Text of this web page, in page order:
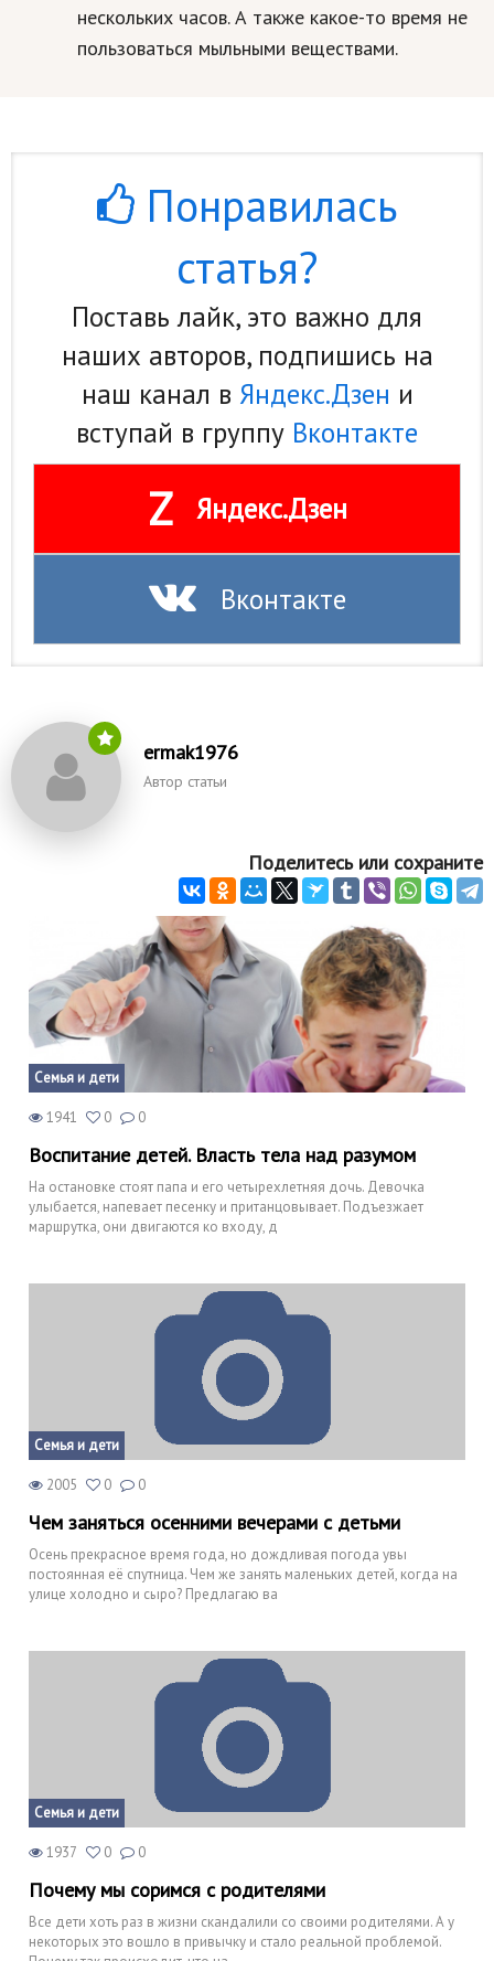
нескольких часов. А также какое-то время не
пользоваться мыльными веществами.
Понравилась
статья?
Поставь лайк, это важно для
наших авторов, подпишись на
наш канал в Яндекс.Дзен и
вступай в группу Вконтакте
Z Яндекс.Дзен
Вконтакте
ermak1976
Автор статьи
Поделитесь или сохраните
Семья и дети
1941 0 0
Воспитание детей. Власть тела над разумом
На остановке стоят папа и его четырехлетняя дочь. Девочка
улыбается, напевает песенку и пританцовывает. Подъезжает
маршрутка, они двигаются ко входу, д
Семья и дети
2005 0 0
Чем заняться осенними вечерами с детьми
Осень прекрасное время года, но дождливая погода увы
постоянная её спутница. Чем же занять маленьких детей, когда на
улице холодно и сыро? Предлагаю ва
Семья и дети
1937 0 0
Почему мы соримся с родителями
Все дети хоть раз в жизни скандалили со своими родителями. А у
некоторых это вошло в привычку и стало реальной проблемой.